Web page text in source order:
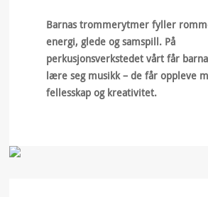
Barnas trommerytmer fyller
energi, glede og samspill. På
perkusjonsverkstedet vårt får
lære seg musikk – de får oppleve
fellesskap og kreativitet.